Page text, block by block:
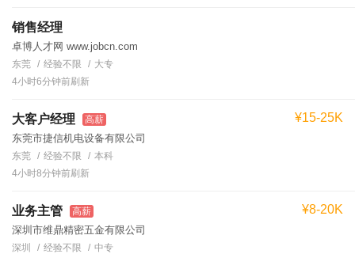
销售经理
卓博人才网 www.jobcn.com
东莞 经验不限
大专
4小时6分钟前刷新
大客户经理 高薪
东莞市捷信机电设备有限公司
¥15-25K
东莞 经验不限
本科
4小时8分钟前刷新
业务主管 高薪
深圳市维鼎精密五金有限公司
¥8-20K
深圳 经验不限
中专